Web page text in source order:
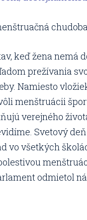
keď žena
prežívania
Namiesto
menštruácii
verejného
Svetový
vo všetkých
odmietol